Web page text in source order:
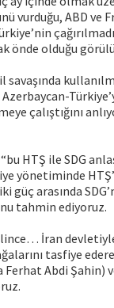
vurduğu, ABD ve
önde olduğu
çalıştığını
HTŞ ile SDG
yönetiminde
arasında
tahmin ediyoruz.
İran devletiyle
tasfiye
Ferhat Abdi